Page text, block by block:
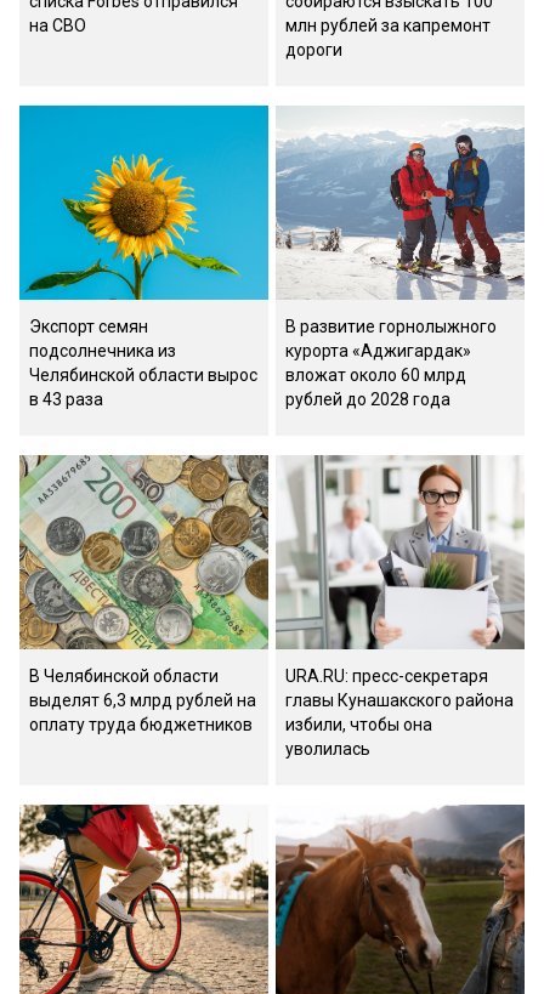
на СВО
млн рублей за капремонт
дороги
Экспорт семян
подсолнечника из
Челябинской области вырос
в 43 раза
В развитие горнолыжного
курорта «Аджигардак»
вложат около 60 млрд
рублей до 2028 года
В Челябинской области
выделят 6,3 млрд рублей на
оплату труда бюджетников
URA.RU: пресс-секретаря
главы Кунашакского района
избили, чтобы она
уволилась